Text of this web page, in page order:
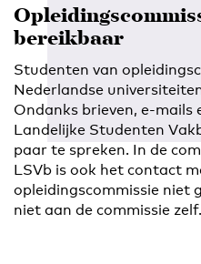
bereikbaar
Studenten van
Nederlandse
Ondanks brieven, e-mails
Landelijke Studenten
paar te spreken. In de
LSVb is ook het contact
opleidingscommissie niet
niet aan de commissie